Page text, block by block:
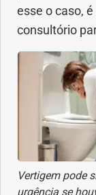
esse o caso,
consultório
Vertigem pode
urgência se